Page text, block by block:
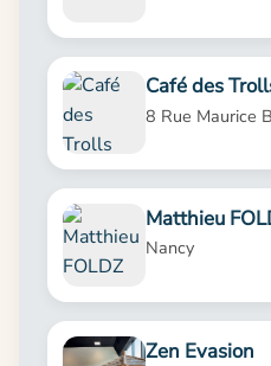
Café des
8 Rue Maurice
Matthieu
Nancy
Zen Evasion